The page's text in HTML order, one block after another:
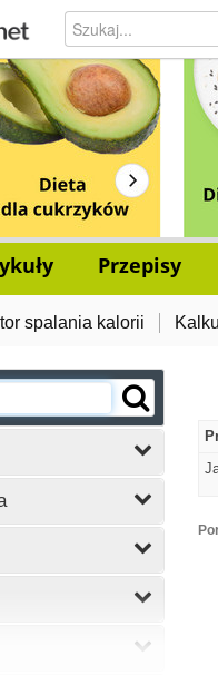
Przepisy
spalania kalorii